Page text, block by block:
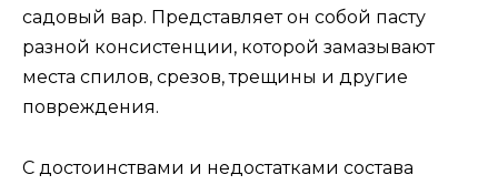
садовый вар. Представляет он собой пасту
разной консистенции, которой замазывают
места спилов, срезов, трещины и другие
повреждения.
С достоинствами и недостатками состава